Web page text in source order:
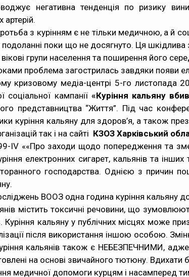
негативна тенденція по ризику
артерій.
з курінням є не тільки медичною, а й
подоланні поки що не досягнуто. Ця
групи населення та поширення його
проблема загострилась завдяки появи
кризовому медіа-центрі 5-го листопада
соціальної кампанії «Куріння кальяну
представництва “Життя”. Під час
куріння кальяну для здоров’я, а також
так і на сайті КЗОЗ Харківський
IV ««Про заходи щодо попередження та
електронних сигарет, кальянів та
господарства. Однією з причин
ВООЗ одна година куріння кальяну
містить токсичні речовини, що
Куріння кальяну у публічних місцях
після використання іншою особою.
кальянів також є НЕБЕЗПЕЧНИМИ, адже
на основі звичайного тютюну. Вдихати
медичної допомоги курцям і насамперед